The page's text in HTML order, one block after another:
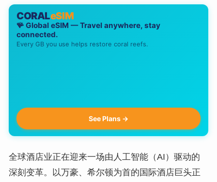
CORALeSIM
🪸 Global eSIM — Travel anywhere, stay
connected.
Every GB you use helps restore coral reefs.
See Plans →
全球酒店业正在迎来一场由人工智能（AI）驱动的
深刻变革。以万豪、希尔顿为首的国际酒店巨头正